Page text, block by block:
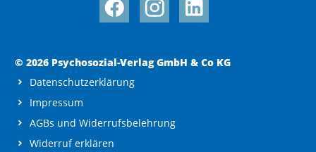
© 2026 Psychosozial-Verlag GmbH & Co KG
Datenschutzerklärung
Impressum
AGBs und Widerrufsbelehrung
Widerruf erklären